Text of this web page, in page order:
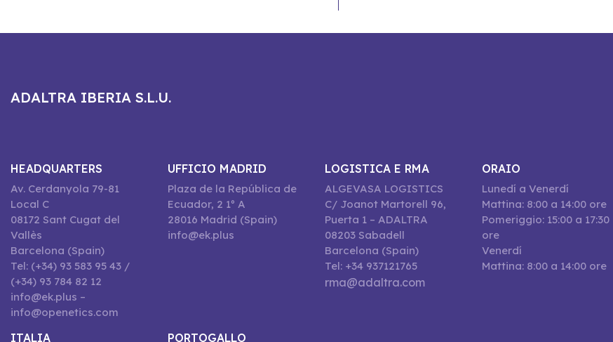
ADALTRA IBERIA S.L.U.
HEADQUARTERS
Av. Cerdanyola 79-81
Local C
08172 Sant Cugat del
Vallès
Barcelona (Spain)
Tel: (+34) 93 583 95 43 /
(+34) 93 784 82 12
info@ek.plus –
info@openetics.com
UFFICIO MADRID
Plaza de la República de
Ecuador, 2 1º A
28016 Madrid (Spain)
info@ek.plus
LOGISTICA E RMA
ALGEVASA LOGISTICS
C/ Joanot Martorell 96,
Puerta 1 – ADALTRA
08203 Sabadell
Barcelona (Spain)
Tel: +34 937121765
rma@adaltra.com
ORAIO
Lunedí a Venerdí
Mattina: 8:00 a 14:00 ore
Pomeriggio: 15:00 a 17:30
ore
Venerdí
Mattina: 8:00 a 14:00 ore
ITALIA PORTOGALLO